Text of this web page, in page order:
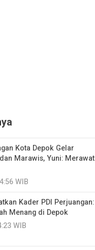
Kota Depok Gelar
Marawis, Yuni: Merawat
WIB
Kader PDI Perjuangan:
Menang di Depok
WIB